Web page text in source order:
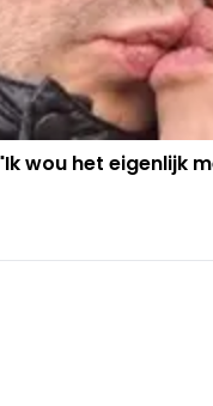
wou het eigenlijk